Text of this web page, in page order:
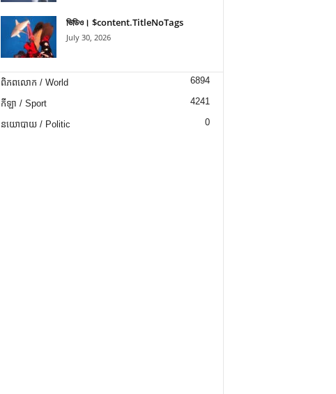
ভিডিও। $content.TitleNoTags
July 30, 2026
ពិភពលោក / World 6894
កីឡា / Sport 4241
នយោបាយ / Politic 0